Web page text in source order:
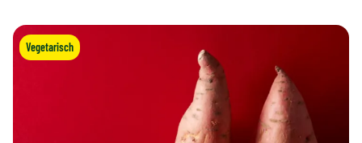
Vegetarisch